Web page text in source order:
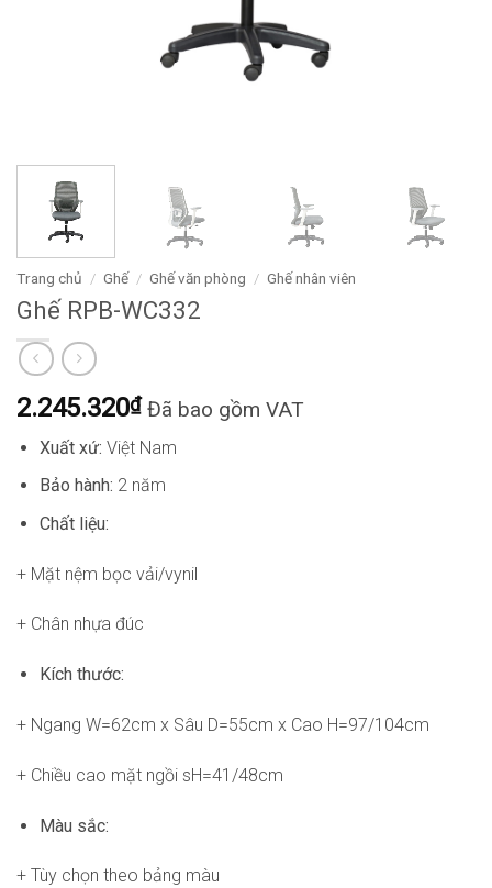
Trang chủ / Ghế / Ghế văn phòng / Ghế nhân viên
Ghế RPB-WC332
2.245.320₫ Đã bao gồm VAT
Xuất xứ: Việt Nam
Bảo hành: 2 năm
Chất liệu:
+ Mặt nệm bọc vải/vynil
+ Chân nhựa đúc
Kích thước:
+ Ngang W=62cm x Sâu D=55cm x Cao H=97/104cm
+ Chiều cao mặt ngồi sH=41/48cm
Màu sắc:
+ Tùy chọn theo bảng màu